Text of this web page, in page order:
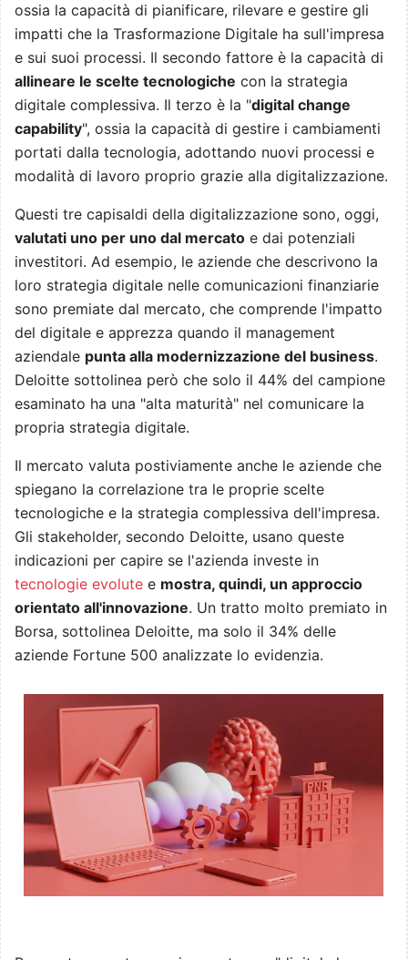
ossia la capacità di pianificare, rilevare e gestire gli
impatti che la Trasformazione Digitale ha sull'impresa
e sui suoi processi. Il secondo fattore è la capacità di
allineare le scelte tecnologiche con la strategia
digitale complessiva. Il terzo è la "digital change
capability", ossia la capacità di gestire i cambiamenti
portati dalla tecnologia, adottando nuovi processi e
modalità di lavoro proprio grazie alla digitalizzazione.
Questi tre capisaldi della digitalizzazione sono, oggi,
valutati uno per uno dal mercato e dai potenziali
investitori. Ad esempio, le aziende che descrivono la
loro strategia digitale nelle comunicazioni finanziarie
sono premiate dal mercato, che comprende l'impatto
del digitale e apprezza quando il management
aziendale punta alla modernizzazione del business.
Deloitte sottolinea però che solo il 44% del campione
esaminato ha una "alta maturità" nel comunicare la
propria strategia digitale.
Il mercato valuta postiviamente anche le aziende che
spiegano la correlazione tra le proprie scelte
tecnologiche e la strategia complessiva dell'impresa.
Gli stakeholder, secondo Deloitte, usano queste
indicazioni per capire se l'azienda investe in
tecnologie evolute e mostra, quindi, un approccio
orientato all'innovazione. Un tratto molto premiato in
Borsa, sottolinea Deloitte, ma solo il 34% delle
aziende Fortune 500 analizzate lo evidenzia.